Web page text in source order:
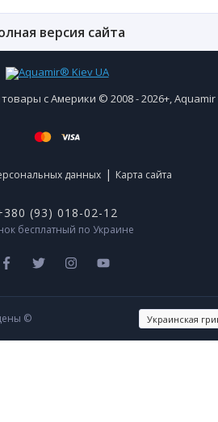
версия сайта
с Америки © 2008 - 2026+,
данных | Карта сайта
(93) 018-02-12
бесплатный по Украине
©